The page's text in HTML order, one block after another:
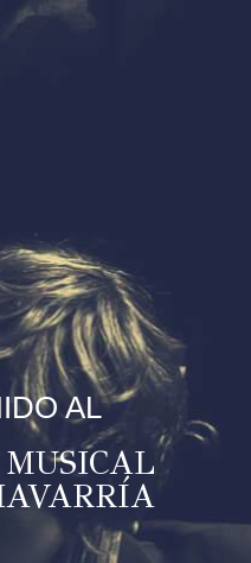
AL